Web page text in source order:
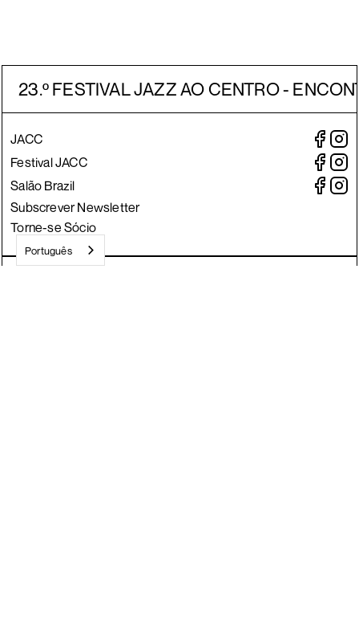
23.º FESTIVAL JAZZ AO CENTRO -
JACC
Festival JACC
Salão Brazil
Subscrever Newsletter
Torne-se Sócio
Português